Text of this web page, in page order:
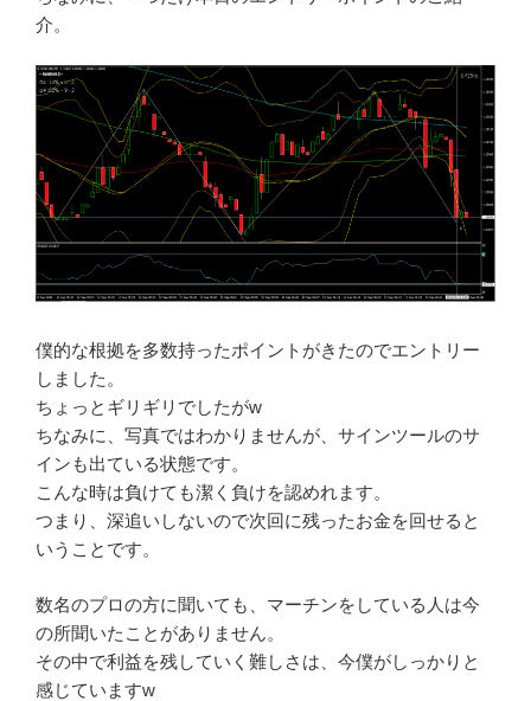
介。
僕的な根拠を多数持ったポイントがきたのでエントリー
しました。
ちょっとギリギリでしたがw
ちなみに、写真ではわかりませんが、サインツールのサ
インも出ている状態です。
こんな時は負けても潔く負けを認めれます。
つまり、深追いしないので次回に残ったお金を回せると
いうことです。
数名のプロの方に聞いても、マーチンをしている人は今
の所聞いたことがありません。
その中で利益を残していく難しさは、今僕がしっかりと
感じていますw